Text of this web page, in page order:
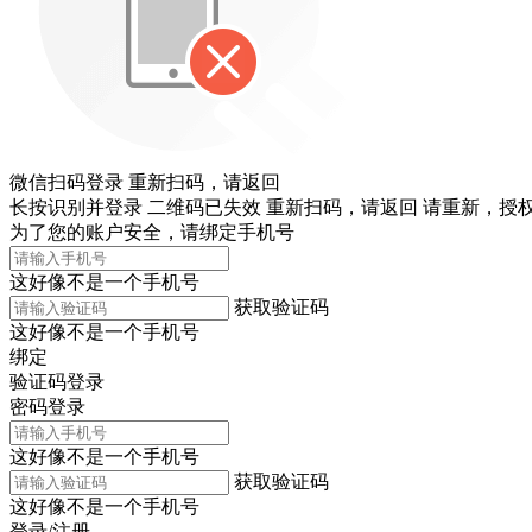
微信扫码登录 重新扫码， 请返回
长按识别并登录 二维码已失效 重新扫码， 请返回 请重新， 授
为了您的账户安全，请绑定手机号
这好像不是一个手机号
获取验证码
这好像不是一个手机号
绑定
验证码登录
密码登录
这好像不是一个手机号
获取验证码
这好像不是一个手机号